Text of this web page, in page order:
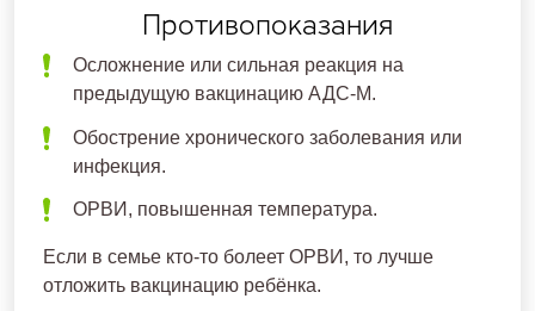
Противопоказания
Осложнение или сильная реакция на
предыдущую вакцинацию АДС-М.
Обострение хронического заболевания или
инфекция.
ОРВИ, повышенная температура.
Если в семье кто-то болеет ОРВИ, то лучше
отложить вакцинацию ребёнка.